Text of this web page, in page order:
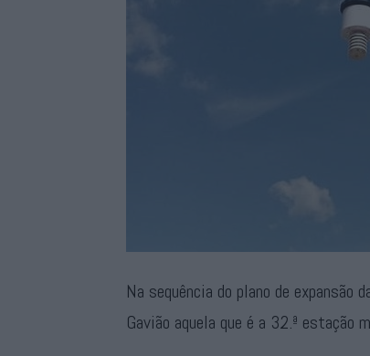
Na sequência do plano de
Gavião aquela que é a 32.ª estação